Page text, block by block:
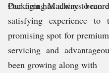
Packaging Machine to
Our firm has always been
satisfying experience
promising spot for
servicing and
been growing along with